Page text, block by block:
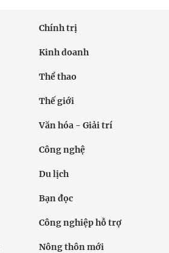
Chính trị
Kinh doanh
Thể thao
Thế giới
Văn hóa - Giải trí
Công nghệ
Du lịch
Bạn đọc
Công nghiệp hỗ trợ
Nông thôn mới